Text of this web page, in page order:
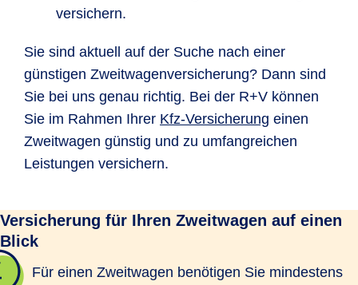
versichern.
Sie sind aktuell auf der Suche nach einer
günstigen Zweitwagenversicherung? Dann sind
Sie bei uns genau richtig. Bei der R+V können
Sie im Rahmen Ihrer Kfz-Versicherung einen
Zweitwagen günstig und zu umfangreichen
Leistungen versichern.
Versicherung für Ihren Zweitwagen auf einen
Blick
Für einen Zweitwagen benötigen Sie mindestens